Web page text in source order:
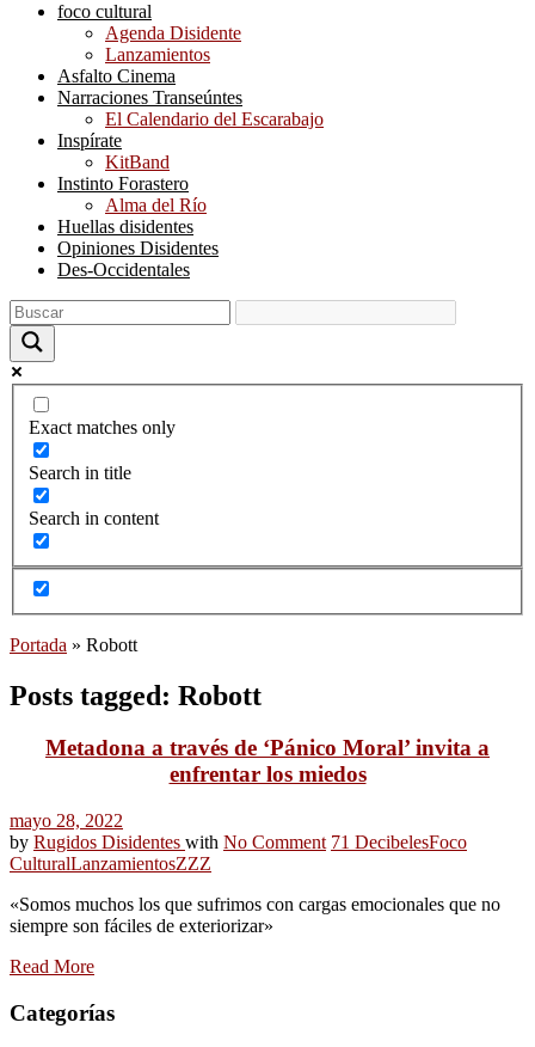
foco cultural
Agenda Disidente
Lanzamientos
Asfalto Cinema
Narraciones Transeúntes
El Calendario del Escarabajo
Inspírate
KitBand
Instinto Forastero
Alma del Río
Huellas disidentes
Opiniones Disidentes
Des-Occidentales
Exact matches only
Search in title
Search in content
Portada » Robott
Posts tagged: Robott
Metadona a través de ‘Pánico Moral’ invita a
enfrentar los miedos
mayo 28, 2022
by Rugidos Disidentes with No Comment 71 DecibelesFoco
CulturalLanzamientosZZZ
«Somos muchos los que sufrimos con cargas emocionales que no
siempre son fáciles de exteriorizar»
Read More
Categorías